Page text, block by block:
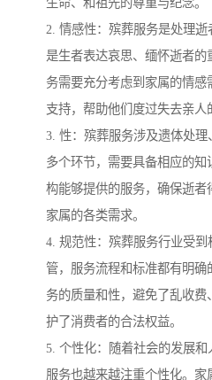
2. 情感性：殡葬服务是处理
是生者表达哀思、缅怀逝者
务需要充分考虑到家属的情感
支持，帮助他们度过失去亲人
3. 性：殡葬服务涉及遗体处
多个环节，需要具备相应的
构能够提供的服务，确保逝者
家属的各类需求。
4. 规范性：殡葬服务行业受
管，服务流程和标准都有明
务的质量和性，避免了乱收
护了消费者的合法权益。
5. 个性化：随着社会的发展
服务也越来越注重个性化。家